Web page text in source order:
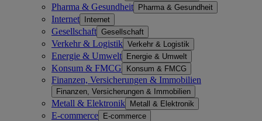
Pharma & Gesundheit Pharma & Gesundheit
Internet Internet
Gesellschaft Gesellschaft
Verkehr & Logistik Verkehr & Logistik
Energie & Umwelt Energie & Umwelt
Konsum & FMCG Konsum & FMCG
Finanzen, Versicherungen & Immobilien
Finanzen, Versicherungen & Immobilien
Metall & Elektronik Metall & Elektronik
E-commerce E-commerce